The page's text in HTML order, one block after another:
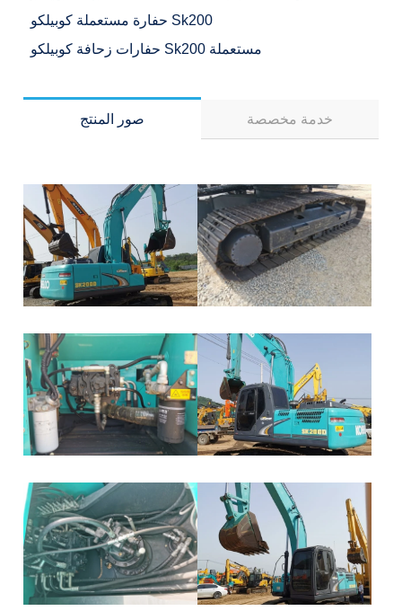
حفارة مستعملة كوبيلكو Sk200
حفارات زحافة كوبيلكو Sk200 مستعملة
صور المنتج خدمة مخصصة